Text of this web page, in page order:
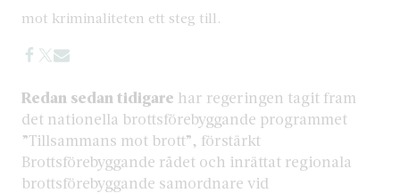
mot kriminaliteten ett steg till.
Redan sedan tidigare har regeringen tagit fram
det nationella brottsförebyggande programmet
”Tillsammans mot brott”, förstärkt
Brottsförebyggande rådet och inrättat regionala
brottsförebyggande samordnare vid